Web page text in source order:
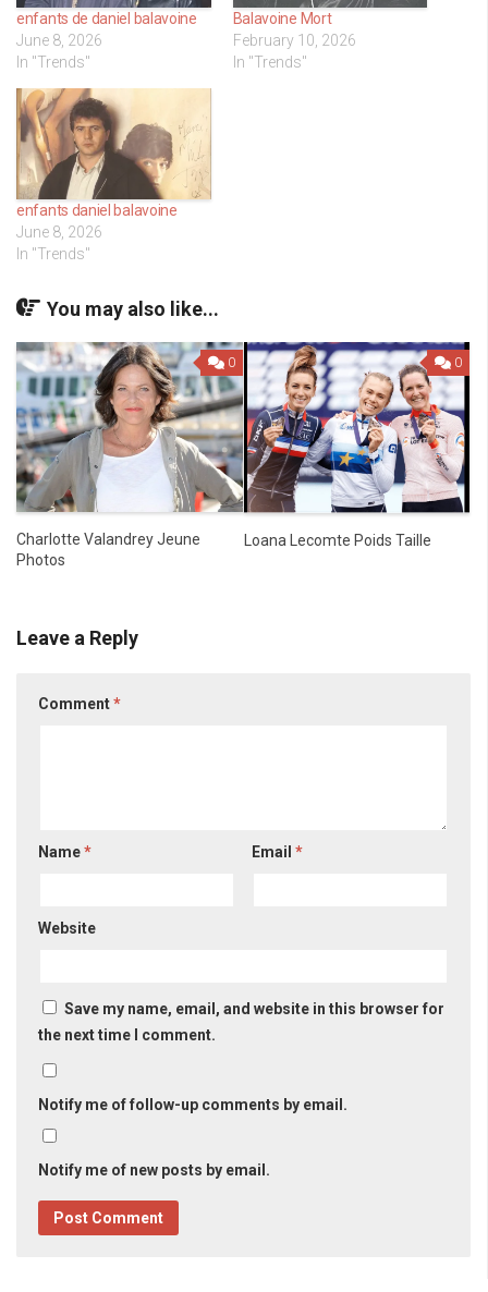
enfants de daniel balavoine
June 8, 2026
In "Trends"
Balavoine Mort
February 10, 2026
In "Trends"
enfants daniel balavoine
June 8, 2026
In "Trends"
You may also like...
0
Charlotte Valandrey Jeune
Photos
0
Loana Lecomte Poids Taille
Leave a Reply
Comment*
Name* Email*
Website
Save my name, email, and website in this browser for
the next time I comment.
Notify me of follow-up comments by email.
Notify me of new posts by email.